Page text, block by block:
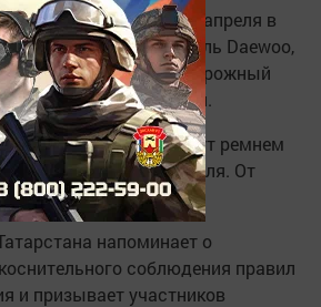
, которое произошло 18 апреля в
РТ. 19-летний водитель Daewoo,
данным, наехал на дорожный
опрокинулся.
не был пристегнут ремнем
выбросило из автомобиля. От
скончался на месте.
напоминает о
соблюдения правил
и призывает участников